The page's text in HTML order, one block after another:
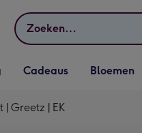
Zoeken
Vervolgkeuzelijst
Cadeaus openen
Cadeaus
Vervolgkeuzelijst
Bloemen openen
Bloemen
Greetz | EK